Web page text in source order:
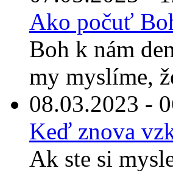
Ako počuť
Boh k nám
my myslíme,
08.03.2023 -
Keď znova
Ak ste si